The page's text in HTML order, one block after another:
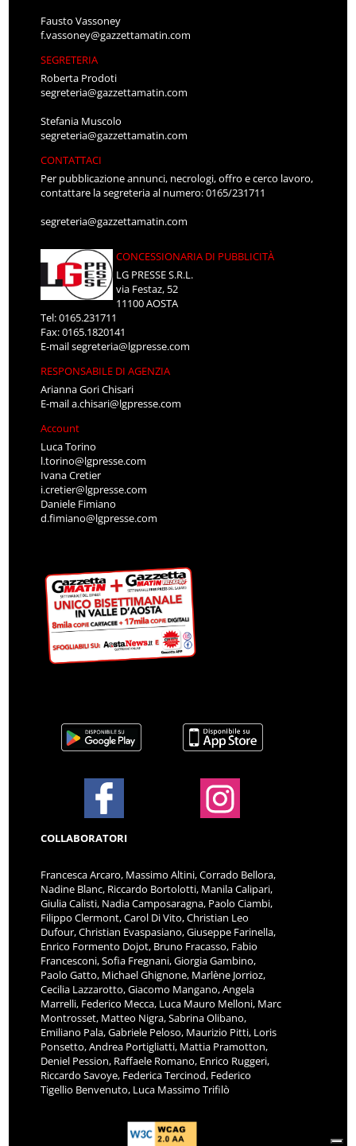
Fausto Vassoney
f.vassoney@gazzettamatin.com
SEGRETERIA
Roberta Prodoti
segreteria@gazzettamatin.com
Stefania Muscolo
segreteria@gazzettamatin.com
CONTATTACI
Per pubblicazione annunci, necrologi, offro e cerco lavoro,
contattare la segreteria al numero: 0165/231711
segreteria@gazzettamatin.com
CONCESSIONARIA DI PUBBLICITÀ
LG PRESSE S.R.L.
via Festaz, 52
11100 AOSTA
Tel: 0165.231711
Fax: 0165.1820141
E-mailsegreteria@lgpresse.com
RESPONSABILE DI AGENZIA
Arianna Gori Chisari
E-maila.chisari@lgpresse.com
Account
Luca Torino
l.torino@lgpresse.com
Ivana Cretier
i.cretier@lgpresse.com
Daniele Fimiano
d.fimiano@lgpresse.com
COLLABORATORI
Francesca Arcaro, Massimo Altini, Corrado Bellora,
Nadine Blanc, Riccardo Bortolotti, Manila Calipari,
Giulia Calisti, Nadia Camposaragna, Paolo Ciambi,
Filippo Clermont, Carol Di Vito, Christian Leo
Dufour, Christian Evaspasiano, Giuseppe Farinella,
Enrico Formento Dojot, Bruno Fracasso, Fabio
Francesconi, Sofia Fregnani, Giorgia Gambino,
Paolo Gatto, Michael Ghignone, Marlène Jorrioz,
Cecilia Lazzarotto, Giacomo Mangano, Angela
Marrelli, Federico Mecca, Luca Mauro Melloni, Marc
Montrosset, Matteo Nigra, Sabrina Olibano,
Emiliano Pala, Gabriele Peloso, Maurizio Pitti, Loris
Ponsetto, Andrea Portigliatti, Mattia Pramotton,
Deniel Pession, Raffaele Romano, Enrico Ruggeri,
Riccardo Savoye, Federica Tercinod, Federico
Tigellio Benvenuto, Luca Massimo Trifilò